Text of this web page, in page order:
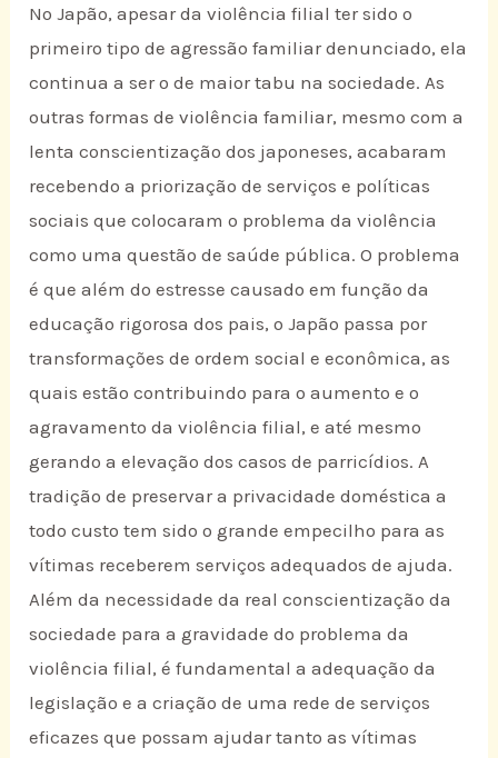
No Japão, apesar da violência filial ter sido o
primeiro tipo de agressão familiar denunciado, ela
continua a ser o de maior tabu na sociedade. As
outras formas de violência familiar, mesmo com a
lenta conscientização dos japoneses, acabaram
recebendo a priorização de serviços e políticas
sociais que colocaram o problema da violência
como uma questão de saúde pública. O problema
é que além do estresse causado em função da
educação rigorosa dos pais, o Japão passa por
transformações de ordem social e econômica, as
quais estão contribuindo para o aumento e o
agravamento da violência filial, e até mesmo
gerando a elevação dos casos de parricídios. A
tradição de preservar a privacidade doméstica a
todo custo tem sido o grande empecilho para as
vítimas receberem serviços adequados de ajuda.
Além da necessidade da real conscientização da
sociedade para a gravidade do problema da
violência filial, é fundamental a adequação da
legislação e a criação de uma rede de serviços
eficazes que possam ajudar tanto as vítimas